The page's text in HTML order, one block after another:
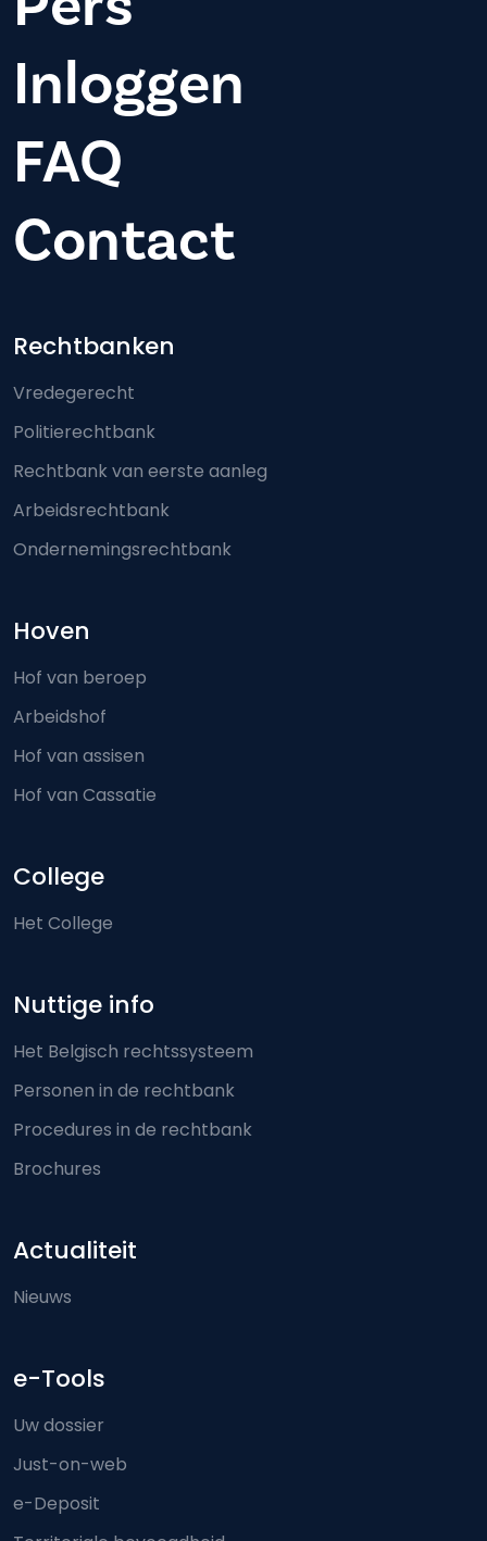
Inloggen
FAQ
Contact
Footer-menu
Rechtbanken
Vredegerecht
Politierechtbank
Rechtbank van eerste aanleg
Arbeidsrechtbank
Ondernemingsrechtbank
Hoven
Hof van beroep
Arbeidshof
Hof van assisen
Hof van Cassatie
College
Het College
Nuttige info
Het Belgisch rechtssysteem
Personen in de rechtbank
Procedures in de rechtbank
Brochures
Actualiteit
Nieuws
e-Tools
Uw dossier
Just-on-web
e-Deposit